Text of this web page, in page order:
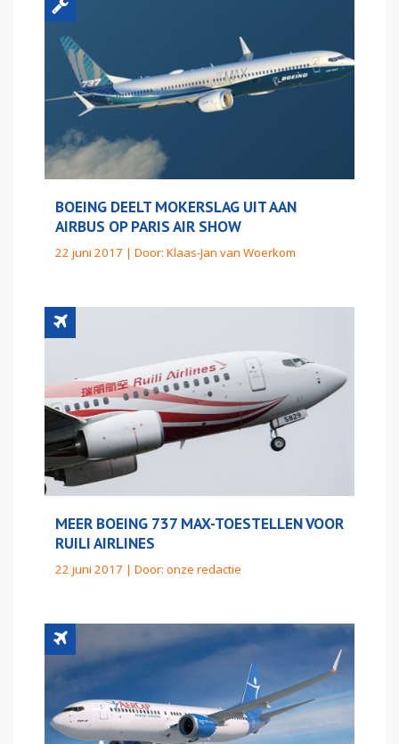
BOEING DEELT MOKERSLAG UIT AAN
AIRBUS OP PARIS AIR SHOW
22 juni 2017 | Door: Klaas-Jan van Woerkom
MEER BOEING 737 MAX-TOESTELLEN VOOR
RUILI AIRLINES
22 juni 2017 | Door: onze redactie